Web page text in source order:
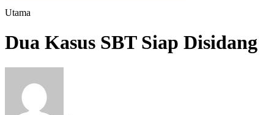
Utama
Dua Kasus SBT Siap Disidang